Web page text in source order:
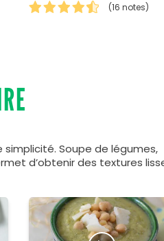
(16 notes)
Soupe de légumes,
d’obtenir des textures